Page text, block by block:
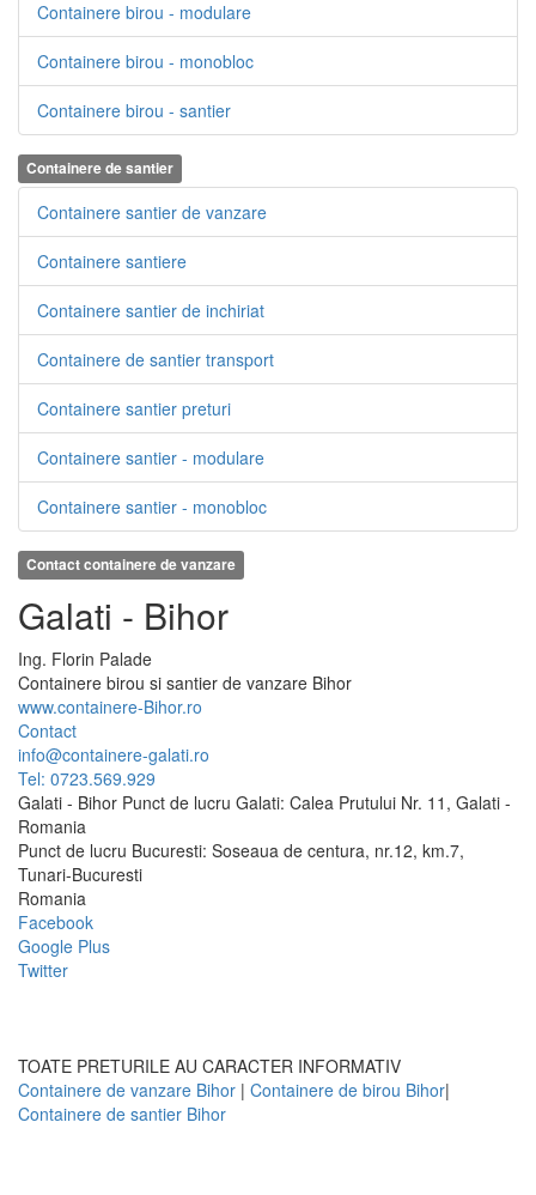
Containere birou - modulare
Containere birou - monobloc
Containere birou - santier
Containere de santier
Containere santier de vanzare
Containere santiere
Containere santier de inchiriat
Containere de santier transport
Containere santier preturi
Containere santier - modulare
Containere santier - monobloc
Contact containere de vanzare
Galati - Bihor
Ing. Florin Palade
Containere birou si santier de vanzare Bihor
www.containere-Bihor.ro
Contact
info@containere-galati.ro
Tel: 0723.569.929
Galati - Bihor Punct de lucru Galati: Calea Prutului Nr. 11, Galati -
Romania
Punct de lucru Bucuresti: Soseaua de centura, nr.12, km.7,
Tunari-Bucuresti
Romania
Facebook
Google Plus
Twitter
TOATE PRETURILE AU CARACTER INFORMATIV
Containere de vanzare Bihor | Containere de birou Bihor|
Containere de santier Bihor